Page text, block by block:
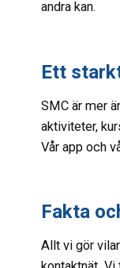
andra kan.
Ett
SMC är mer
aktiviteter,
Vår app och
Fakta
Allt vi gör